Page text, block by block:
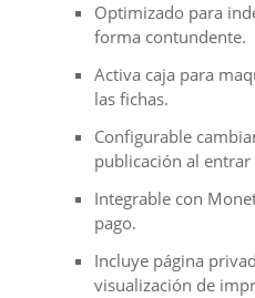
Optimizado para
forma contundente.
Activa caja para
las fichas.
Configurable
publicación al entrar
Integrable con
pago.
Incluye página
visualización de